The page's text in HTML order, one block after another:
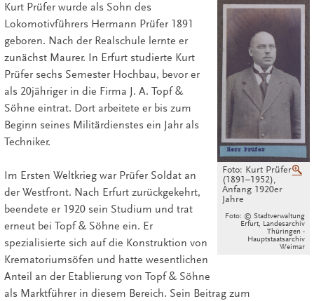
Foto: Kurt Prüfer
(1891–1952),
Anfang 1920er
Jahre
Foto: © Stadtverwaltung
Erfurt, Landesarchiv
Thüringen -
Hauptstaatsarchiv
Weimar
Kurt Prüfer wurde als Sohn des
Lokomotivführers Hermann Prüfer 1891
geboren. Nach der Realschule lernte er
zunächst Maurer. In Erfurt studierte Kurt
Prüfer sechs Semester Hochbau, bevor er
als 20jähriger in die Firma J. A. Topf &
Söhne eintrat. Dort arbeitete er bis zum
Beginn seines Militärdienstes ein Jahr als
Techniker.
Im Ersten Weltkrieg war Prüfer Soldat an
der Westfront. Nach Erfurt zurückgekehrt,
beendete er 1920 sein Studium und trat
erneut bei Topf & Söhne ein. Er
spezialisierte sich auf die Konstruktion von
Krematoriumsöfen und hatte wesentlichen
Anteil an der Etablierung von Topf & Söhne
als Marktführer in diesem Bereich. Sein Beitrag zum